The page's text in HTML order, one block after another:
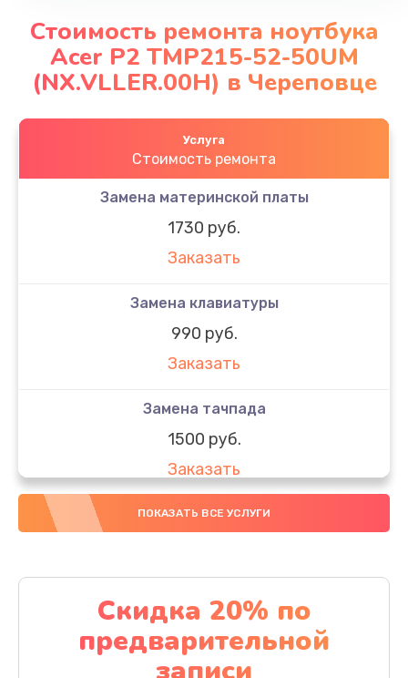
Стоимость ремонта ноутбука
Acer P2 TMP215-52-50UM
(NX.VLLER.00H) в Череповце
Услуга
Стоимость ремонта
Замена материнской платы
1730 руб.
Заказать
Замена клавиатуры
990 руб.
Заказать
Замена тачпада
1500 руб.
Заказать
Замена южного моста
Заказать
Чистка от пыли
1060 руб.
ПОКАЗАТЬ ВСЕ УСЛУГИ
Скидка 20% по
предварительной